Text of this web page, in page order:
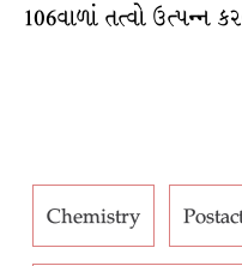
106વાળાં તત્વો ઉત્પન્ન
Chemistry